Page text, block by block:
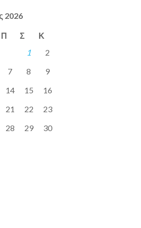
2026
Π Σ Κ
1
2
7 8
9
14 15
16
21 22
23
28 29
30